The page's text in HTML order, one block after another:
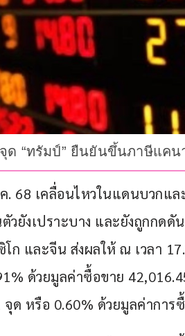
ด “ทรัมป์” ยืนยันขึ้นภาษีแคน
68 เคลื่อนไหวในแดนบวกแล
ยังเปราะบาง และยังถูกกดดั
ก และจีน ส่งผลให้ ณ เวลา
ด้วยมูลค่าซื้อขาย
จุด หรือ 0.60% ด้วยมูลค่ากา